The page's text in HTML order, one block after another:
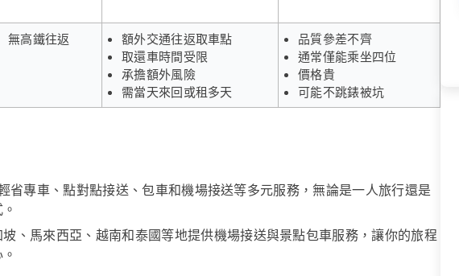
無高鐵往返
額外交通往返取車點
取還車時間受限
承擔額外風險
需當天來回或租多天
品質參差不齊
通常僅能乘坐四位
價格貴
可能不跳錶被坑
專車、點對點接送、包車和機場接送等多元服務，無論是一人旅行還是
、馬來西亞、越南和泰國等地提供機場接送與景點包車服務，讓你的旅程